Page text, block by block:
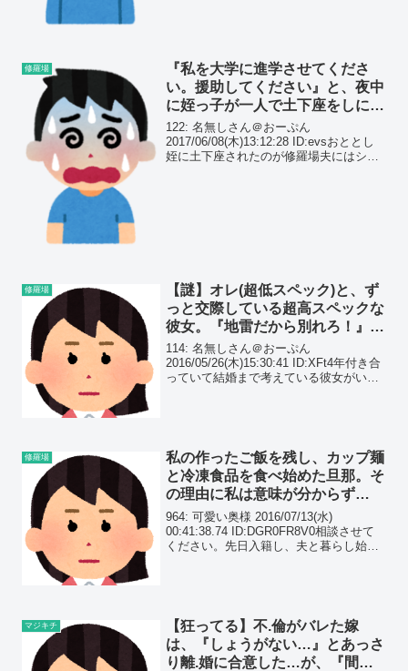
修羅場
『私を大学に進学させてくださ
い。援助してください』と、夜中
に姪っ子が一人で土下座をしにや
ってきた…
122: 名無しさん＠おーぷん
2017/06/08(木)13:12:28 ID:evsおととし
姪に土下座されたのが修羅場夫にはシン
修羅場
【謎】オレ(超低スペック)と、ず
っと交際している超高スペックな
彼女。『地雷だから別れろ！』と
皆に言われるんだけど…
114: 名無しさん＠おーぷん
2016/05/26(木)15:30:41 ID:XFt4年付き合
っていて結婚まで考えている彼女がいる
修羅場
私の作ったご飯を残し、カップ麺
と冷凍食品を食べ始めた旦那。そ
の理由に私は意味が分からず…
964: 可愛い奥様 2016/07/13(水)
00:41:38.74 ID:DGR0FR8V0相談させて
ください。先日入籍し、夫と暮らし始め
マジキチ
【狂ってる】不.倫がバレた嫁
は、『しょうがない…』とあっさ
り離.婚に合意した…が、『間男